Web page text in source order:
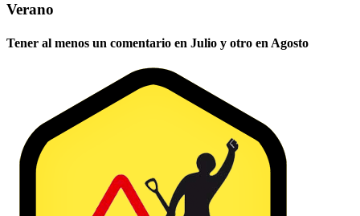
Verano
Tener al menos un comentario en Julio y otro en Agosto